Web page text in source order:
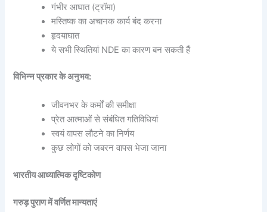
गंभीर आघात (ट्रॉमा)
मस्तिष्क का अचानक कार्य बंद करना
हृदयाघात
ये सभी स्थितियां NDE का कारण बन सकती हैं
विभिन्न प्रकार के अनुभव:
जीवनभर के कर्मों की समीक्षा
प्रेत आत्माओं से संबंधित गतिविधियां
स्वयं वापस लौटने का निर्णय
कुछ लोगों को जबरन वापस भेजा जाना
भारतीय आध्यात्मिक दृष्टिकोण
गरुड़ पुराण में वर्णित मान्यताएं